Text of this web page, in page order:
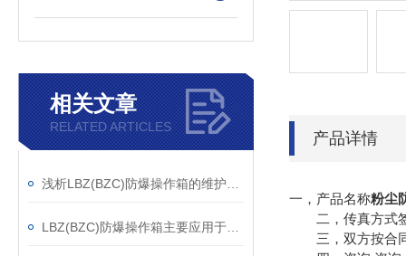
相关文章
RELATED ARTICLES
产品详情
一，产品名称粉尘
二，传真方式
三，双方按合同